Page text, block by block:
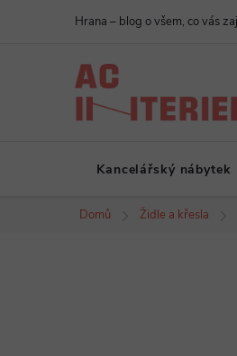
Hrana – blog o všem, co vás
Kancelářský nábytek
Domů Židle a křesla